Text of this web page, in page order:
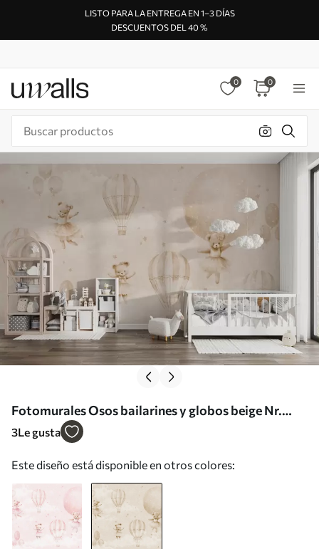
LISTO PARA LA ENTREGA EN 1–3 DÍAS
DESCUENTOS DEL 40 %
0 0
Fotomurales Osos bailarines y globos beige Nr.
u97954v1
3Le gusta
Este diseño está disponible en otros colores: